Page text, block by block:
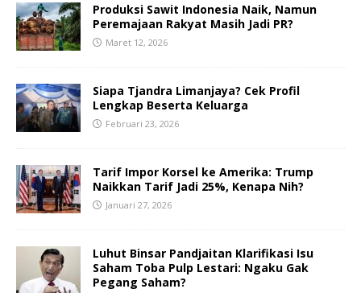
Produksi Sawit Indonesia Naik, Namun
Peremajaan Rakyat Masih Jadi PR?
Maret 12, 2026
Siapa Tjandra Limanjaya? Cek Profil
Lengkap Beserta Keluarga
Februari 23, 2026
Tarif Impor Korsel ke Amerika: Trump
Naikkan Tarif Jadi 25%, Kenapa Nih?
Januari 27, 2026
Luhut Binsar Pandjaitan Klarifikasi Isu
Saham Toba Pulp Lestari: Ngaku Gak
Pegang Saham?